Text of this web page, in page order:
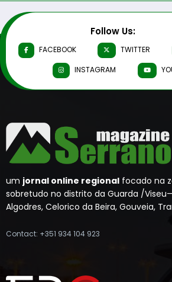
Follow Us:
FACEBOOK TWITTER
INSTAGRAM
um jornal online regional focado na
sobretudo no distrito da Guarda /
Algodres, Celorico da Beira, Gouveia,
Contact: +351 934 104 923